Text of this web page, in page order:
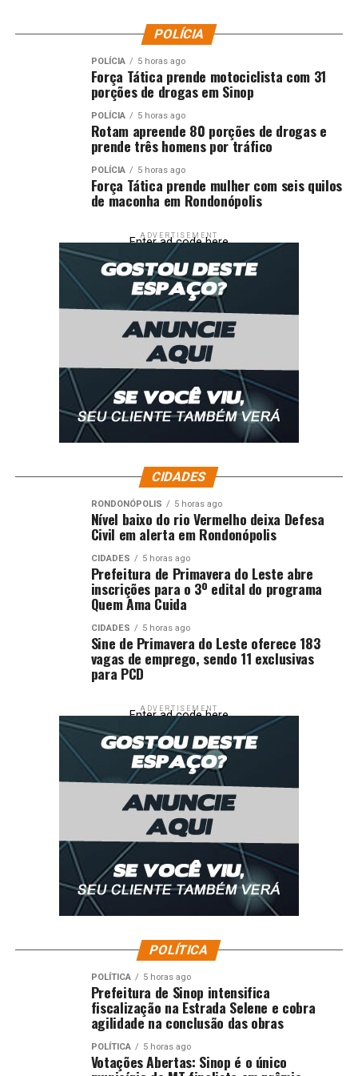
Fonte: Canal Rural
RELATED TOPICS: AGRICULTURA BRASIL
COMUNIDADE
FIQUE NÃO PARTICIPE
Parceiros do projeto Soja Brasil acompanham a colheita
Projeto leva capacitação, maquinas e equipamentos
POLÍCIA
POLÍCIA 5 horas ago
Força Tática prende motociclista com 31
porções de drogas em Sinop
POLÍCIA 5 horas ago
Rotam apreende 80 porções de drogas e
prende três homens por tráfico
POLÍCIA 5 horas ago
Força Tática prende mulher com seis quilos
de maconha em Rondonópolis
ADVERTISEMENT
Enter ad code here
CIDADES
RONDONÓPOLIS 5 horas ago
Nível baixo do rio Vermelho deixa Defesa
Civil em alerta em Rondonópolis
CIDADES 5 horas ago
Prefeitura de Primavera do Leste abre
inscrições para o 3º edital do programa
Quem Ama Cuida
CIDADES 5 horas ago
Sine de Primavera do Leste oferece 183
vagas de emprego, sendo 11 exclusivas
para PCD
ADVERTISEMENT
Enter ad code here
POLÍTICA
POLÍTICA 5 horas ago
Prefeitura de Sinop intensifica
fiscalização na Estrada Selene e cobra
agilidade na conclusão das obras
POLÍTICA 5 horas ago
Votações Abertas: Sinop é o único